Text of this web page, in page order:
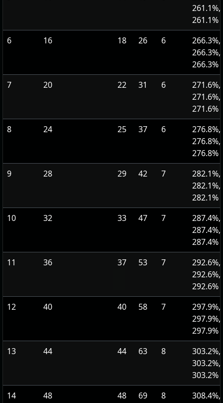
261.1%,
261.1%
6
16 18 26 6
266.3%,
266.3%,
266.3%
7
20 22 31 6
271.6%,
271.6%,
271.6%
8
24 25 37 6
276.8%,
276.8%,
276.8%
9
28 29 42 7
282.1%,
282.1%,
282.1%
10
32 33 47 7
287.4%,
287.4%,
287.4%
11
36 37 53 7
292.6%,
292.6%,
292.6%
12
40 40 58 7
297.9%,
297.9%,
297.9%
13
44 44 63 8
303.2%,
303.2%,
303.2%
14
48 48 69 8
308.4%,